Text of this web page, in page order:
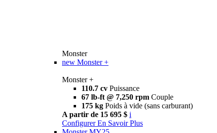
Monster
new Monster +
Monster +
110.7 cv Puissance
67 lb-ft @ 7,250 rpm Couple
175 kg Poids à vide (sans carburant)
A partir de 15 695 $ i
Configurer En Savoir Plus